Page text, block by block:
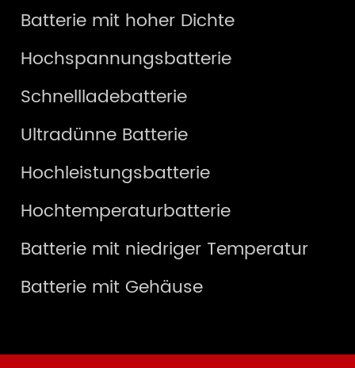
Batterie mit hoher Dichte
Hochspannungsbatterie
Schnellladebatterie
Ultradünne Batterie
Hochleistungsbatterie
Hochtemperaturbatterie
Batterie mit niedriger Temperatur
Batterie mit Gehäuse